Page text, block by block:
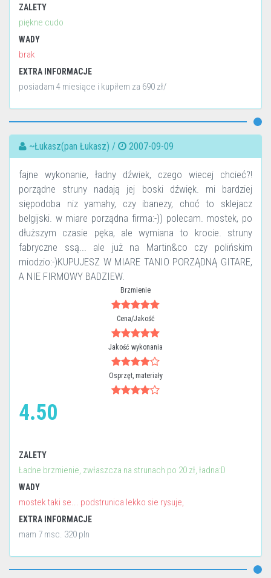
ZALETY
piękne cudo
WADY
brak
EXTRA INFORMACJE
posiadam 4 miesiące i kupiłem za 690 zł/
~Łukasz(pan Łukasz) / 2007-09-09
fajne wykonanie, ładny dźwiek, czego wiecej chcieć?!
porządne struny nadają jej boski dźwięk. mi bardziej
siępodoba niz yamahy, czy ibanezy, choć to sklejacz
belgijski. w miare porządna firma:-)) polecam. mostek, po
dłuższym czasie pęka, ale wymiana to krocie. struny
fabryczne ssą... ale już na Martin&co czy polińskim
miodzio:-)KUPUJESZ W MIARE TANIO PORZĄDNĄ GITARE,
A NIE FIRMOWY BADZIEW.
Brzmienie
Cena/Jakość
Jakość wykonania
Osprzęt, materiały
4.50
ZALETY
Ładne brzmienie, zwłaszcza na strunach po 20 zł, ładna:D
WADY
mostek taki se... podstrunica lekko sie rysuje,
EXTRA INFORMACJE
mam 7 msc. 320 pln